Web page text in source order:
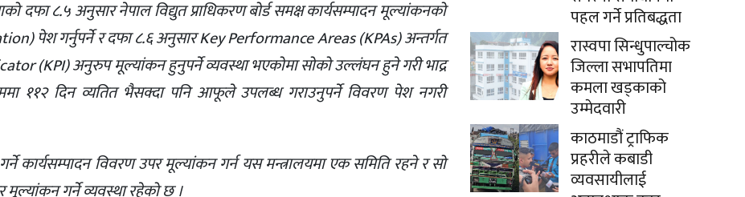
दफा ८.५ अनुसार नेपाल विद्युत प्राधिकरण बोर्ड समक्ष कार्यसम्पादन मूल्यांकनको
पेश गर्नुपर्ने र दफा ८.६ अनुसार Key Performance Areas (KPAs) अन्तर्गत
(KPI) अनुरुप मूल्यांकन हुनुपर्ने व्यवस्था भएकोमा सोको उल्लंघन हुने गरी भाद्र
११२ दिन व्यतित भैसक्दा पनि आफूले उपलब्ध गराउनुपर्ने विवरण पेश नगरी
कार्यसम्पादन विवरण उपर मूल्यांकन गर्न यस मन्त्रालयमा एक समिति रहने र सो
मूल्यांकन गर्ने व्यवस्था रहेको छ ।
पहल गर्ने प्रतिबद्धता
रास्वपा सिन्धुपाल्चोक
जिल्ला सभापतिमा
कमला खड्काको
उम्मेदवारी
काठमाडौं ट्राफिक
प्रहरीले कबाडी
व्यवसायीलाई